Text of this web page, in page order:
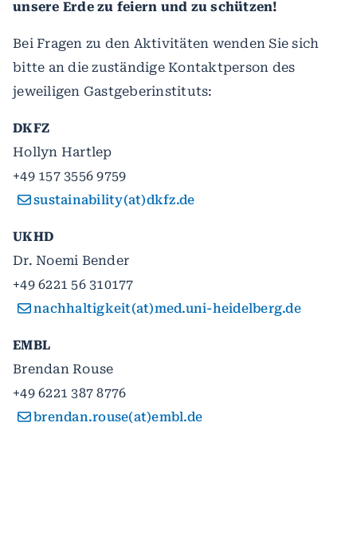
unsere Erde zu feiern und zu schützen!
Bei Fragen zu den Aktivitäten wenden Sie sich
bitte an die zuständige Kontaktperson des
jeweiligen Gastgeberinstituts:
DKFZ
Hollyn Hartlep
+49 157 3556 9759
sustainability(at)dkfz.de
UKHD
Dr. Noemi Bender
+49 6221 56 310177
nachhaltigkeit(at)med.uni-heidelberg.de
EMBL
Brendan Rouse
+49 6221 387 8776
brendan.rouse(at)embl.de